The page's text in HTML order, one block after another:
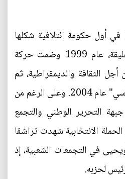
أول حكومة ائتلافية شكلها
الرئيس، عبد العزيز بوتفليقة، عام 1999 وضمت حركة
الثقافة والديمقراطية، ثم
في حكومة "التحالف الرئاسي" عام 2004. وعلى الرغم من
التحرير الوطني والتجمع
الانتخابية شهدت تراشقا
في التجمعات الشعبية، إذ
لحزبه.